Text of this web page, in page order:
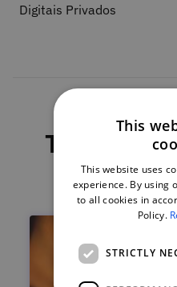
Digitais Privados
This
This
This website uses
experience. By using
to all cookies in
Policy.
STRICTLY